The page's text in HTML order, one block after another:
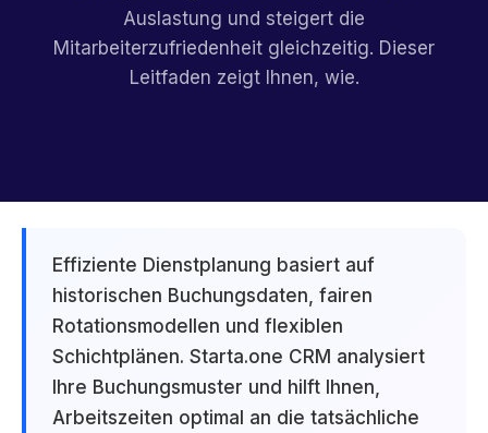
Auslastung und steigert die
Mitarbeiterzufriedenheit gleichzeitig. Dieser
Leitfaden zeigt Ihnen, wie.
Effiziente Dienstplanung basiert auf
historischen Buchungsdaten, fairen
Rotationsmodellen und flexiblen
Schichtplänen. Starta.one CRM analysiert
Ihre Buchungsmuster und hilft Ihnen,
Arbeitszeiten optimal an die tatsächliche